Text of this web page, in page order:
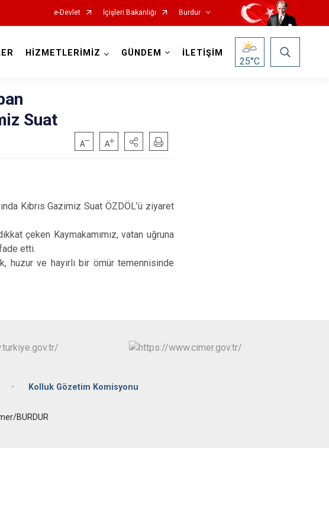
e-Devlet İçişleri Bakanlığı Burdur
Ağlasun
Bucak
Çavdır
Gölhisar
Tefenni
HİZMETLERİMİZ GÜNDEM İLETİŞİM
25°C
Suat
Kıbrıs Gazimiz Suat ÖZDÖL’ü ziyaret
çeken Kaymakamımız, vatan uğruna
etti.
huzur ve hayırlı bir ömür temennisinde
Kolluk Gözetim Komisyonu
BURDUR